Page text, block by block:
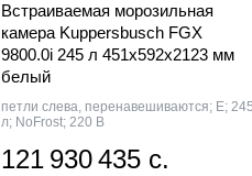
Встраиваемая морозильная
камера Kuppersbusch FGX
9800.0i 245 л 451х592х2123 мм
белый
петли слева, перенавешиваются; E;
л; NoFrost; 220 В
121 930 435 с.